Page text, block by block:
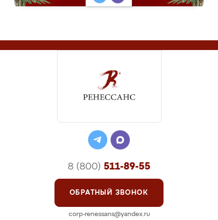
8 (800) 511-89-55
ОБРАТНЫЙ ЗВОНОК
corp-renessans@yandex.ru